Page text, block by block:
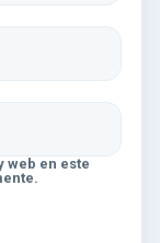
en este